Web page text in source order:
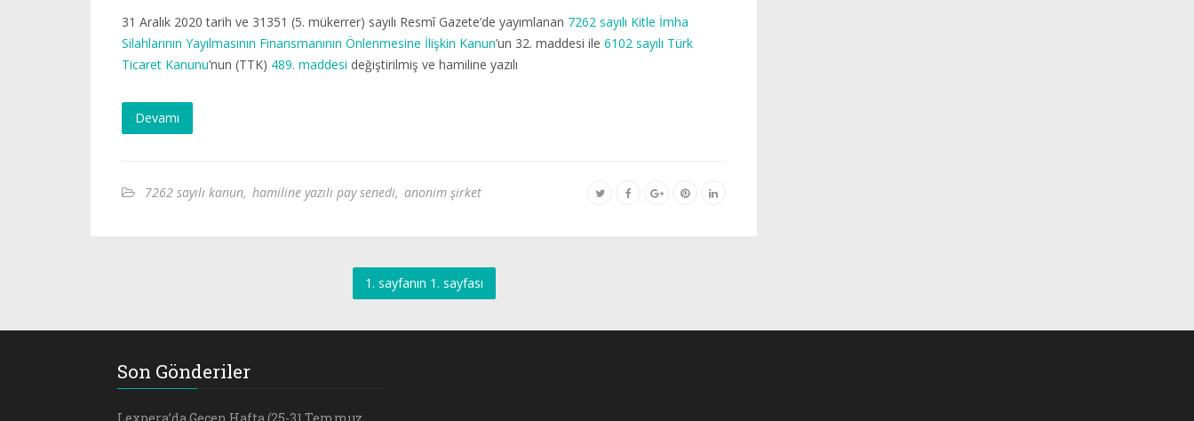
31 Aralık 2020 tarih ve 31351 (5. mükerrer) sayılı Resmî Gazete’de yayımlanan 7262 sayılı Kitle İmha
Silahlarının Yayılmasının Finansmanının Önlenmesine İlişkin Kanun’un 32. maddesi ile 6102 sayılı Türk
Ticaret Kanunu’nun (TTK) 489. maddesi değiştirilmiş ve hamiline yazılı
Devamı
7262 sayılı kanun, hamiline yazılı pay senedi, anonim şirket
1. sayfanın 1. sayfası
Son Gönderiler